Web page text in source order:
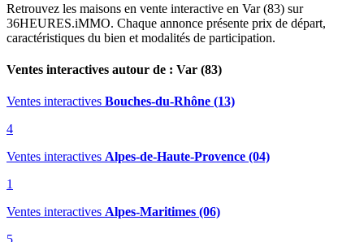
Retrouvez les maisons en vente interactive en Var (83) sur
36HEURES.iMMO. Chaque annonce présente prix de départ,
caractéristiques du bien et modalités de participation.
Ventes interactives autour de : Var (83)
Ventes interactives Bouches-du-Rhône (13)
4
Ventes interactives Alpes-de-Haute-Provence (04)
1
Ventes interactives Alpes-Maritimes (06)